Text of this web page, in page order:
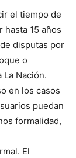
el tiempo de
15 años
disputas por
o
Nación.
en los casos
puedan
formalidad,
El